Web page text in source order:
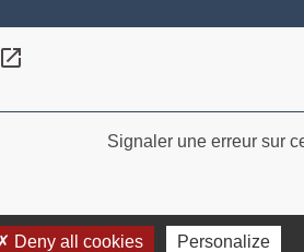
open_in_new
Signaler une erreur sur
Deny all cookies Personalize